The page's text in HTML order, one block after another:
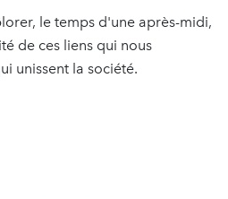
le temps d'une après-midi,
de ces liens qui nous
unissent la société.